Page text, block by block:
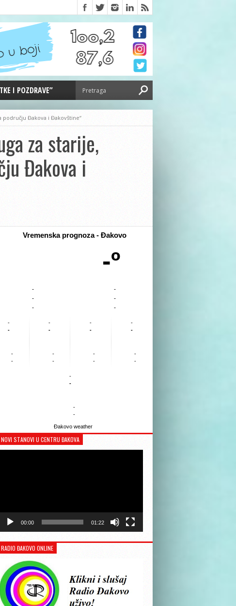
I POZDRAVE”
području Đakova i Đakovštine“
za starije,
Đakova i
Vremenska prognoza - Đakovo
-º
-
-
-
-
-
-
-
-
-
-
-
-
-
-
-
-
-
-
-
-
-
-
-
-
-
-
Đakovo weather
NOVI STANOVI U CENTRU ĐAKOVA
00:00 01:22
RADIO ĐAKOVO ONLINE